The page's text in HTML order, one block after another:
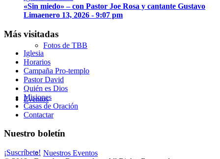
Fotos de TBB
Eventos
Nuestros Eventos
«Sin miedo» – con Pastor Joe Rosa y cantante Gustavo
Limaenero 13, 2026 - 9:07 pm
Más visitadas
Iglesia
Horarios
Campaña Pro-templo
Pastor David
Quién es Dios
Misiones
Casas de Oración
Contactar
Nuestro boletín
¡Suscríbete!